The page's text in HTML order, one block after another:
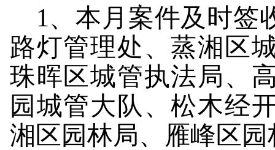
1、本月案件及时签
路灯管理处、蒸湘区
珠晖区城管执法局、
园城管大队、松木经
湘区园林局、雁峰区